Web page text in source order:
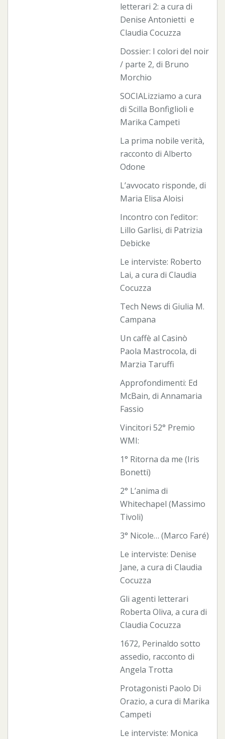
letterari 2: a cura di
Denise Antonietti e
Claudia Cocuzza
Dossier: I colori del noir
/ parte 2, di Bruno
Morchio
SOCIALizziamo a cura
di Scilla Bonfiglioli e
Marika Campeti
La prima nobile verità,
racconto di Alberto
Odone
L’avvocato risponde, di
Maria Elisa Aloisi
Incontro con l’editor:
Lillo Garlisi, di Patrizia
Debicke
Le interviste: Roberto
Lai, a cura di Claudia
Cocuzza
Tech News di Giulia M.
Campana
Un caffè al Casinò
Paola Mastrocola, di
Marzia Taruffi
Approfondimenti: Ed
McBain, di Annamaria
Fassio
Vincitori 52° Premio
WMI:
1° Ritorna da me (Iris
Bonetti)
2° L’anima di
Whitechapel (Massimo
Tivoli)
3° Nicole… (Marco Faré)
Le interviste: Denise
Jane, a cura di Claudia
Cocuzza
Gli agenti letterari
Roberta Oliva, a cura di
Claudia Cocuzza
1672, Perinaldo sotto
assedio, racconto di
Angela Trotta
Protagonisti Paolo Di
Orazio, a cura di Marika
Campeti
Le interviste: Monica